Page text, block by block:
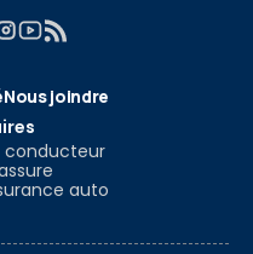
Nous joindre
conducteur
auto